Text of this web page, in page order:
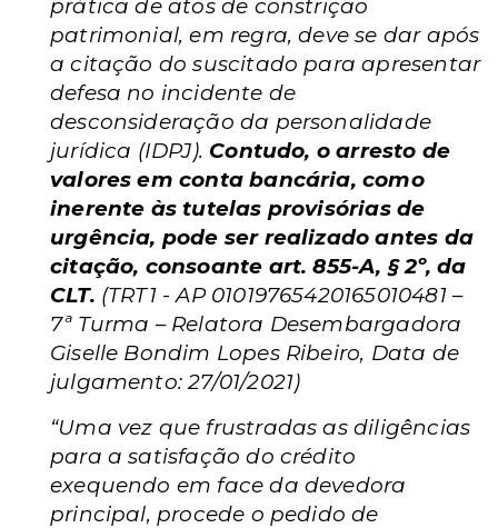
prática de atos de constrição
patrimonial, em regra, deve se dar após
a citação do suscitado para apresentar
defesa no incidente de
desconsideração da personalidade
jurídica (IDPJ). Contudo, o arresto de
valores em conta bancária, como
inerente às tutelas provisórias de
urgência, pode ser realizado antes da
citação, consoante art. 855-A, § 2º, da
CLT. (TRT1 - AP 01019765420165010481 –
7ª Turma – Relatora Desembargadora
Giselle Bondim Lopes Ribeiro, Data de
julgamento: 27/01/2021)
“Uma vez que frustradas as diligências
para a satisfação do crédito
exequendo em face da devedora
principal, procede o pedido de